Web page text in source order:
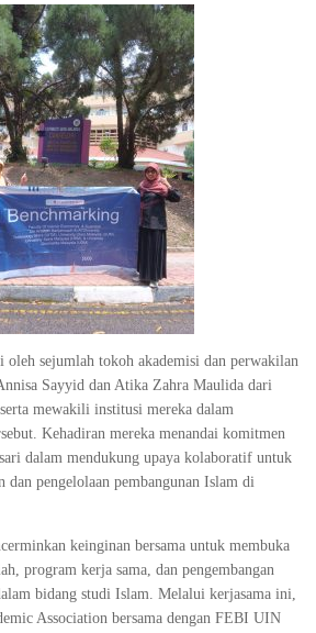
oleh sejumlah tokoh akademisi dan perwakilan
Sayyid dan Atika Zahra Maulida dari
mewakili institusi mereka dalam
Kehadiran mereka menandai komitmen
dalam mendukung upaya kolaboratif untuk
dan pengelolaan pembangunan Islam di
keinginan bersama untuk membuka
program kerja sama, dan pengembangan
bidang studi Islam. Melalui kerjasama ini,
Association bersama dengan FEBI UIN